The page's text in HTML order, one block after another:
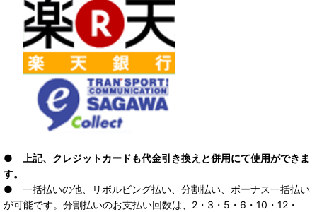
● 上記、クレジットカードも代金引き換えと併用にて使用ができま
す。
● 一括払いの他、リボルビング払い、分割払い、ボーナス一括払い
が可能です。分割払いのお支払い回数は、2・3・5・6・10・12・